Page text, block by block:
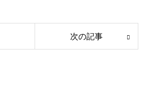
次の記事